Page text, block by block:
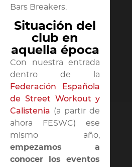
Bars Breakers.
Situación del
club en
aquella época
Con nuestra entrada
dentro de la
Federación Española
de Street Workout y
Calistenia (a partir de
ahora FESWC) ese
mismo año,
empezamos a
conocer los eventos